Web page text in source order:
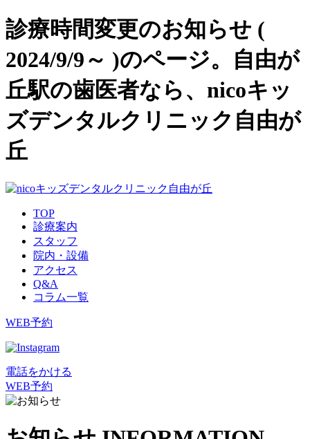
診療時間変更のお知らせ (
2024/9/9～ )のページ。自由が
丘駅の歯医者なら、nicoキッ
ズデンタルクリニック自由が
丘
TOP
診療案内
スタッフ
院内・設備
アクセス
Q&A
コラム一覧
WEB予約
電話をかける
WEB予約